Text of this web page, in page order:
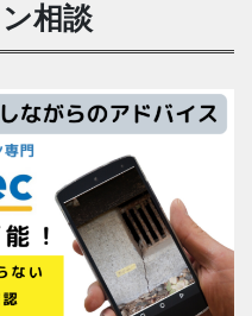
相談